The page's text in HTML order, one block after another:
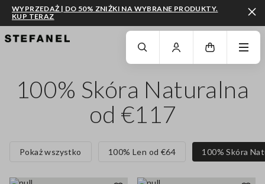
PRZEJDŹ DO GŁÓWNEJ TREŚCI PRZEWIŃ NA DÓŁ STRONY
WYPRZEDAŻ | DO 50% ZNIŻKI NA WYBRANE PRODUKTY.
KUP TERAZ
100% Skóra Naturalna
od €117
Pokaż wszystko 100% Len od €64 100% Skóra